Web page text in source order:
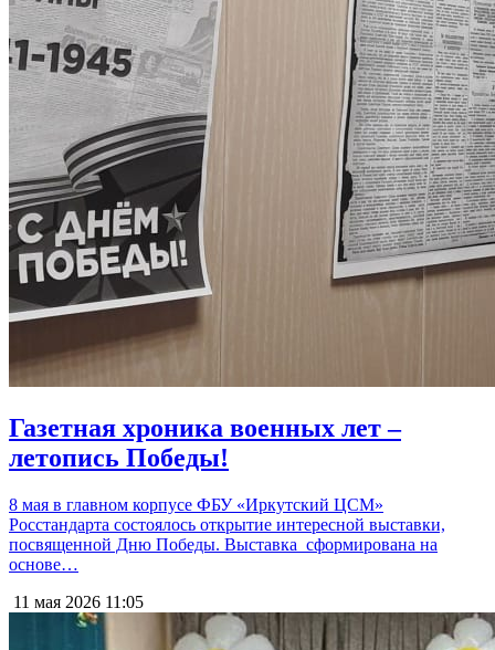
Газетная хроника военных лет –
летопись Победы!
8 мая в главном корпусе ФБУ «Иркутский ЦСМ»
Росстандарта состоялось открытие интересной выставки,
посвященной Дню Победы. Выставка сформирована на
основе…
11 мая 2026 11:05